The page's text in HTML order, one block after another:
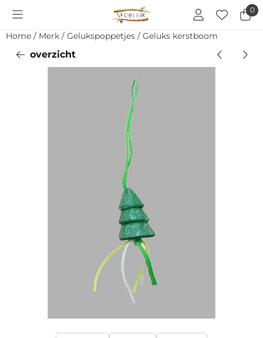
Cookievoorkeuren zijn momenteel gesloten. 0
Home / Merk / Gelukspoppetjes / Geluks kerstboom
overzicht